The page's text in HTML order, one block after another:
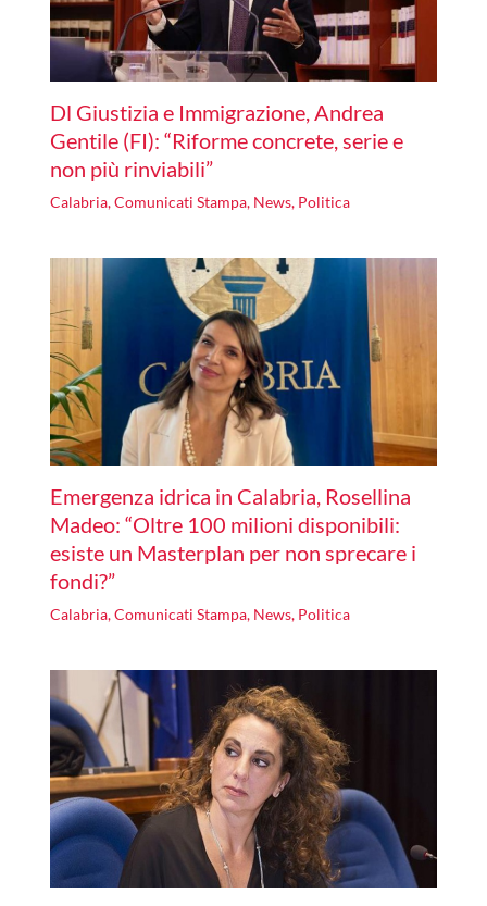
Dl Giustizia e Immigrazione, Andrea
Gentile (FI): “Riforme concrete, serie e
non più rinviabili”
Calabria,Comunicati Stampa, News, Politica
Emergenza idrica in Calabria, Rosellina
Madeo: “Oltre 100 milioni disponibili:
esiste un Masterplan per non sprecare i
fondi?”
Calabria,Comunicati Stampa, News, Politica